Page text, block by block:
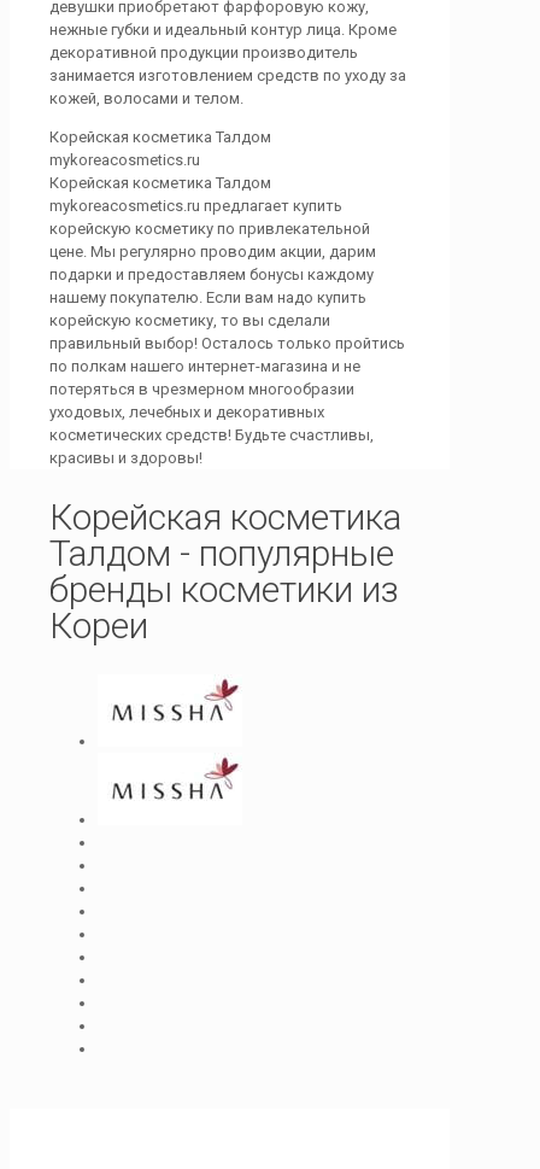
девушки приобретают фарфоровую кожу,
нежные губки и идеальный контур лица. Кроме
декоративной продукции производитель
занимается изготовлением средств по уходу за
кожей, волосами и телом.
Корейская косметика Талдом
mykoreacosmetics.ru
Корейская косметика Талдом
mykoreacosmetics.ru предлагает купить
корейскую косметику по привлекательной
цене. Мы регулярно проводим акции, дарим
подарки и предоставляем бонусы каждому
нашему покупателю. Если вам надо купить
корейскую косметику, то вы сделали
правильный выбор! Осталось только пройтись
по полкам нашего интернет-магазина и не
потеряться в чрезмерном многообразии
уходовых, лечебных и декоративных
косметических средств! Будьте счастливы,
красивы и здоровы!
Корейская косметика
Талдом - популярные
бренды косметики из
Кореи